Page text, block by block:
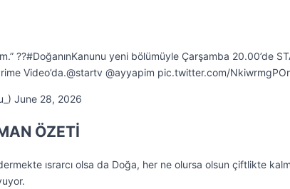
?️?#DoğanınKanunu yeni bölümüyle Çarşamba 20.00’de
Video’da.@startv @ayyapim pic.twitter.com/NkiwrmgPOr
June 28, 2026
ÖZETİ
ısrarcı olsa da Doğa, her ne olursa olsun çiftlikte